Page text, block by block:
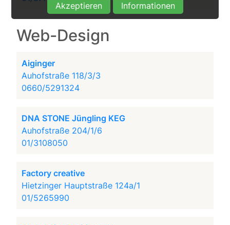
Akzeptieren
Informationen
Web-Design
Aiginger
Auhofstraße 118/3/3
0660/5291324
DNA STONE Jüngling KEG
Auhofstraße 204/1/6
01/3108050
Factory creative
Hietzinger Hauptstraße 124a/1
01/5265990